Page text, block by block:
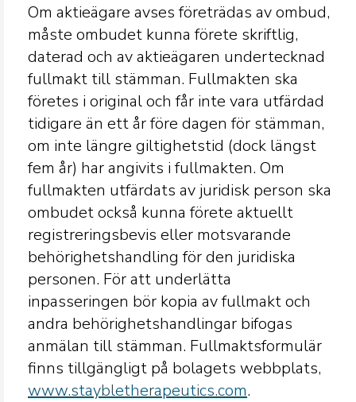
Om aktieägare avses företrädas av ombud,
måste ombudet kunna förete skriftlig,
daterad och av aktieägaren undertecknad
fullmakt till stämman. Fullmakten ska
företes i original och får inte vara utfärdad
tidigare än ett år före dagen för stämman,
om inte längre giltighetstid (dock längst
fem år) har angivits i fullmakten. Om
fullmakten utfärdats av juridisk person ska
ombudet också kunna förete aktuellt
registreringsbevis eller motsvarande
behörighetshandling för den juridiska
personen. För att underlätta
inpasseringen bör kopia av fullmakt och
andra behörighetshandlingar bifogas
anmälan till stämman. Fullmaktsformulär
finns tillgängligt på bolagets webbplats,
www.staybletherapeutics.com.